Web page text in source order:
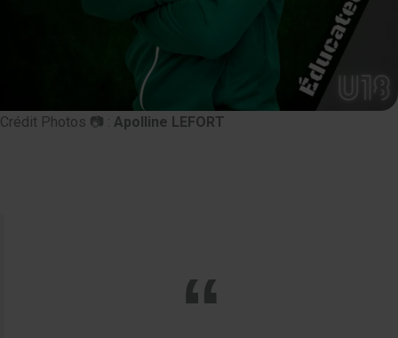
Crédit Photos 📷 : Apolline LEFORT